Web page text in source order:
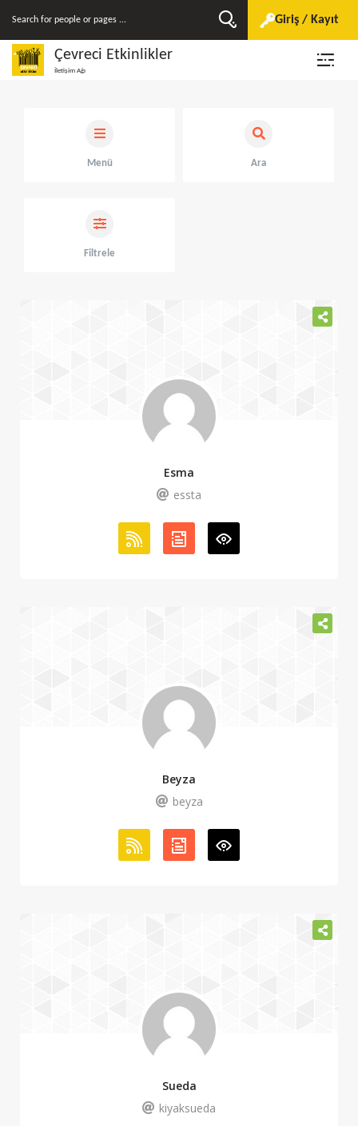
Giriş / Kayıt
Çevreci Etkinlikler
İletişim Ağı
Menü Ara
Filtrele
Esma
essta
Beyza
beyza
Sueda
kiyaksueda